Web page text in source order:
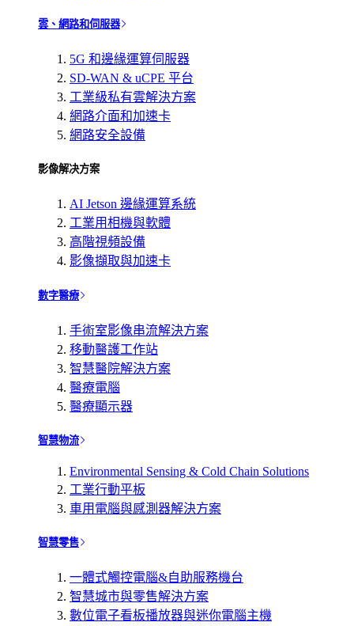
雲、網路和伺服器
5G 和邊緣運算伺服器
SD-WAN & uCPE 平台
工業級私有雲解決方案
網路介面和加速卡
網路安全設備
影像解决方案
AI Jetson 邊緣運算系統
工業用相機與軟體
高階視頻設備
影像擷取與加速卡
數字醫療
手術室影像串流解決方案
移動醫護工作站
智慧醫院解決方案
醫療電腦
醫療顯示器
智慧物流
Environmental Sensing & Cold Chain Solutions
工業行動平板
車用電腦與感測器解決方案
智慧零售
一體式觸控電腦&自助服務機台
智慧城市與零售解決方案
數位電子看板播放器與迷你電腦主機